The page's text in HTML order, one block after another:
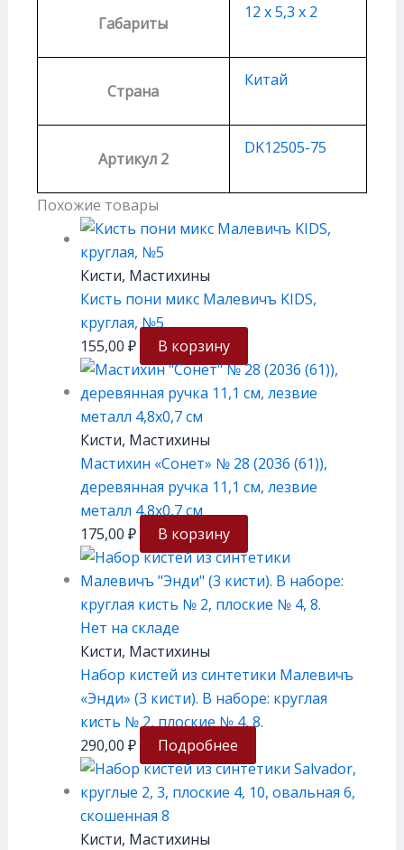
Габариты
12 х 5,3 х 2
Страна
Китай
Артикул 2
DK12505-75
Похожие товары
Кисти, Мастихины
Кисть пони микс Малевичъ KIDS,
круглая, №5
155,00 ₽ В корзину
Кисти, Мастихины
Мастихин «Сонет» № 28 (2036 (61)),
деревянная ручка 11,1 см, лезвие
металл 4,8х0,7 см
175,00 ₽ В корзину
Нет на складе
Кисти, Мастихины
Набор кистей из синтетики Малевичъ
«Энди» (3 кисти). В наборе: круглая
кисть № 2, плоские № 4, 8.
290,00 ₽ Подробнее
Кисти, Мастихины